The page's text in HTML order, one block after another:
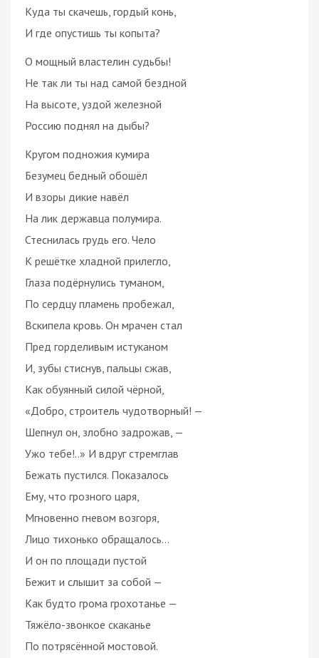
Куда ты скачешь, гордый конь,
И где опустишь ты копыта?
О мощный властелин судьбы!
Не так ли ты над самой бездной
На высоте, уздой железной
Россию поднял на дыбы?
Кругом подножия кумира
Безумец бедный обошёл
И взоры дикие навёл
На лик державца полумира.
Стеснилась грудь его. Чело
К решётке хладной прилегло,
Глаза подёрнулись туманом,
По сердцу пламень пробежал,
Вскипела кровь. Он мрачен стал
Пред горделивым истуканом
И, зубы стиснув, пальцы сжав,
Как обуянный силой чёрной,
«Добро, строитель чудотворный! —
Шепнул он, злобно задрожав, —
Ужо тебе!..» И вдруг стремглав
Бежать пустился. Показалось
Ему, что грозного царя,
Мгновенно гневом возгоря,
Лицо тихонько обращалось…
И он по площади пустой
Бежит и слышит за собой —
Как будто грома грохотанье —
Тяжёло-звонкое скаканье
По потрясённой мостовой.